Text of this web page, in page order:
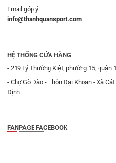
Email góp ý:
info@thanhquansport.com
HỆ THỐNG CỬA HÀNG
- 219 Lý Thường Kiệt, phường 15, quận
- Chợ Gò Đào - Thôn Đại Khoan - Xã
Định
FANPAGE FACEBOOK